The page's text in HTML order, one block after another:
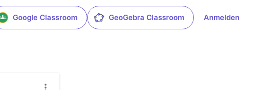
Google Classroom GeoGebra Classroom Anmelden